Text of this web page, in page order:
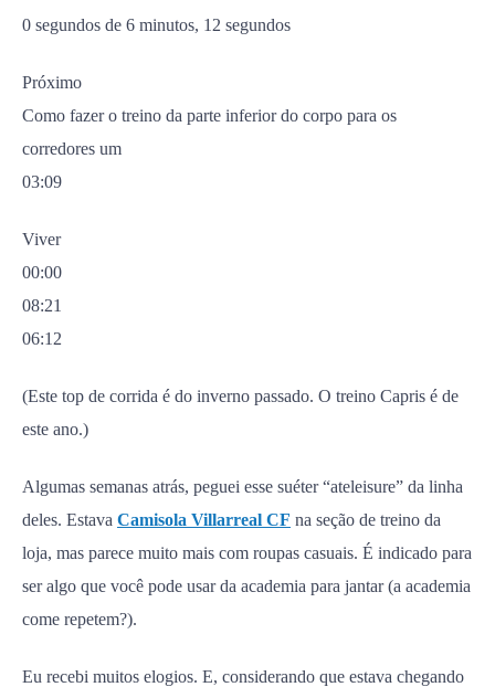
0 segundos de 6 minutos, 12 segundos
Próximo
Como fazer o treino da parte inferior do corpo para os
corredores um
03:09
Viver
00:00
08:21
06:12
(Este top de corrida é do inverno passado. O treino Capris é de
este ano.)
Algumas semanas atrás, peguei esse suéter “ateleisure” da linha
deles. Estava Camisola Villarreal CF na seção de treino da
loja, mas parece muito mais com roupas casuais. É indicado para
ser algo que você pode usar da academia para jantar (a academia
come repetem?).
Eu recebi muitos elogios. E, considerando que estava chegando